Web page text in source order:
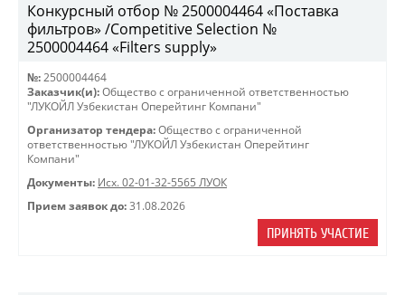
Конкурсный отбор № 2500004464 «Поставка
фильтров» /Competitive Selection №
2500004464 «Filters supply»
№: 2500004464
Заказчик(и): Общество с ограниченной ответственностью
"ЛУКОЙЛ Узбекистан Оперейтинг Компани"
Организатор тендера: Общество с ограниченной
ответственностью "ЛУКОЙЛ Узбекистан Оперейтинг
Компани"
Документы: Исх. 02-01-32-5565 ЛУОК
Прием заявок до: 31.08.2026
ПРИНЯТЬ УЧАСТИЕ